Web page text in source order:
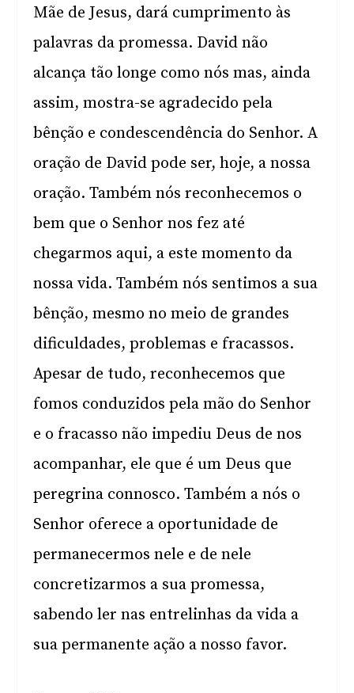
Mãe de Jesus, dará cumprimento às
palavras da promessa. David não
alcança tão longe como nós mas, ainda
assim, mostra-se agradecido pela
bênção e condescendência do Senhor. A
oração de David pode ser, hoje, a nossa
oração. Também nós reconhecemos o
bem que o Senhor nos fez até
chegarmos aqui, a este momento da
nossa vida. Também nós sentimos a sua
bênção, mesmo no meio de grandes
dificuldades, problemas e fracassos.
Apesar de tudo, reconhecemos que
fomos conduzidos pela mão do Senhor
e o fracasso não impediu Deus de nos
acompanhar, ele que é um Deus que
peregrina connosco. Também a nós o
Senhor oferece a oportunidade de
permanecermos nele e de nele
concretizarmos a sua promessa,
sabendo ler nas entrelinhas da vida a
sua permanente ação a nosso favor.